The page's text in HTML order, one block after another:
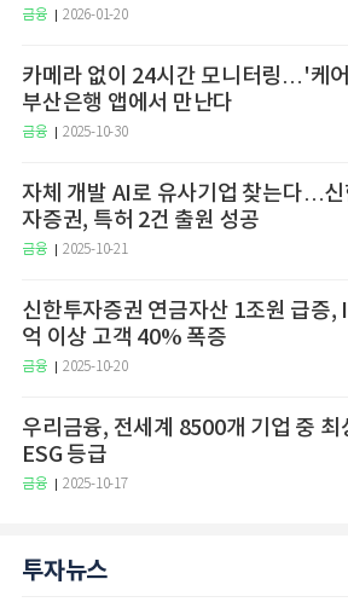
금융 2026-01-20
카메라 없이 24시간 모니터링…'케
부산은행 앱에서 만난다
금융 2025-10-30
자체 개발 AI로 유사기업 찾는다…신
자증권, 특허 2건 출원 성공
금융 2025-10-21
신한투자증권 연금자산 1조원 급증,
억 이상 고객 40% 폭증
금융 2025-10-20
우리금융, 전세계 8500개 기업 중 최
ESG 등급
금융 2025-10-17
투자뉴스